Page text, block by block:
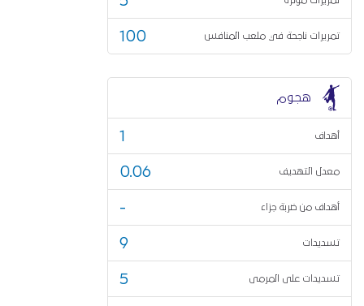
تمريرات ناجحة في ملعب المنافس 100
هجوم
أهداف 1
معدل التهديف 0.06
أهداف من ضربة جزاء -
تسديدات 9
تسديدات على المرمى 5